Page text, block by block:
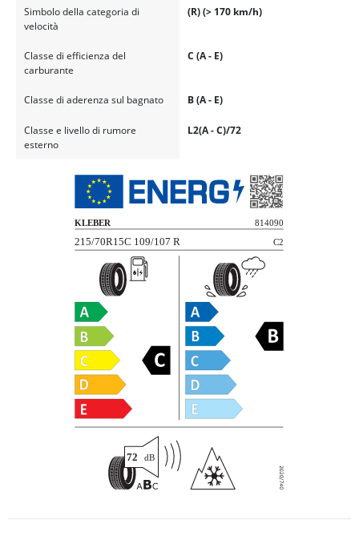
Simbolo della categoria di
velocità
(R) (> 170 km/h)
Classe di efficienza del
carburante
C (A - E)
Classe di aderenza sul bagnato B (A - E)
Classe e livello di rumore
esterno
L2(A - C)/72